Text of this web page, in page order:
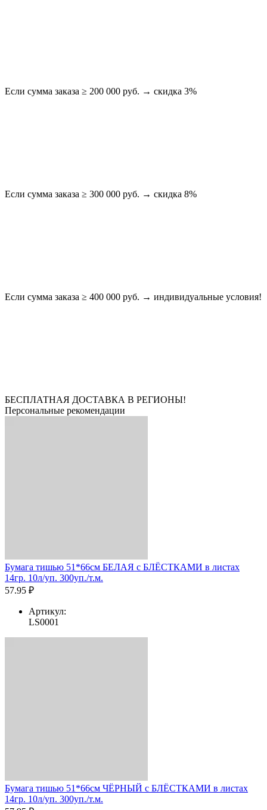
Если сумма заказа ≥ 200 000 руб. → скидка 3%
Если сумма заказа ≥ 300 000 руб. → скидка 8%
Если сумма заказа ≥ 400 000 руб. → индивидуальные условия!
БЕСПЛАТНАЯ ДОСТАВКА В РЕГИОНЫ!
Персональные рекомендации
Бумага тишью 51*66см БЕЛАЯ с БЛЁСТКАМИ в листах
14гр. 10л/уп. 300уп./т.м.
57.95 ₽
Артикул:
LS0001
Бумага тишью 51*66см ЧЁРНЫЙ с БЛЁСТКАМИ в листах
14гр. 10л/уп. 300уп./т.м.